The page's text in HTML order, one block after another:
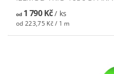
od1 790 Kč/ ks
od 223,75 Kč / 1 m